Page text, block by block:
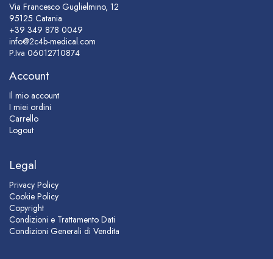
Via Francesco Guglielmino, 12
95125 Catania
+39 349 878 0049
info@2c4b-medical.com
P.Iva 06012710874
Account
Il mio account
I miei ordini
Carrello
Logout
Legal
Privacy Policy
Cookie Policy
Copyright
Condizioni e Trattamento Dati
Condizioni Generali di Vendita